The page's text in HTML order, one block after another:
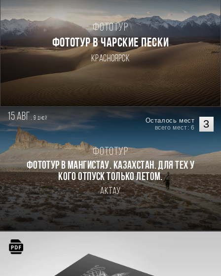
Фототур
ФОТОТУР В ЧАРСКИЕ ПЕСКИ
Красноярск
15 авг. 9дней 3
Осталось мест
всего мест: 6
Фототур
Фототур в Мангистау. Казахстан. Для тех у
кого отпуск только летом.
Актау